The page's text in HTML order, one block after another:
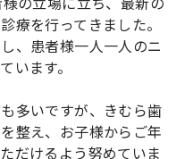
療を行ってきました。
、患者様一人一人のニ
います。
多いですが、きむら歯
整え、お子様からご年
だけるよう努めていま